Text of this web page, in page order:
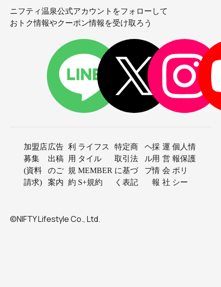
ニフティ温泉公式アカウントをフォローして
おトク情報やクーポン情報を受け取ろう
加盟店
募集
(資料
請求)
広告
出稿
のご
案内
利
用
規
約
ライフス
タイル
MEMBER
S+規約
特定商
取引法
に基づ
く表記
ヘ
ル
プ
採
用
情
報
運
営
会
社
個人情
報保護
ポリ
シー
©NIFTY Lifestyle Co., Ltd.